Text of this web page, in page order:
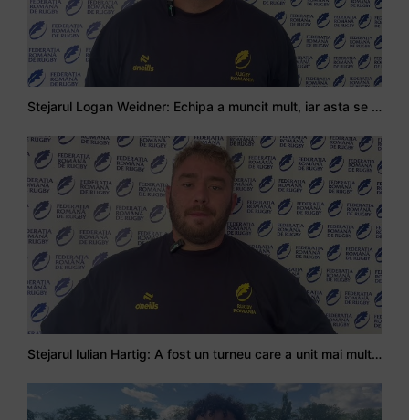
Stejarul Logan Weidner: Echipa a muncit mult, iar asta se va vedea în meciurile de la Nations Cup
Stejarul Iulian Hartig: A fost un turneu care a unit mai mult echipa